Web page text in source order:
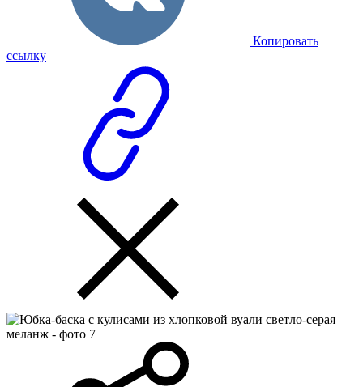
Копировать
ссылку